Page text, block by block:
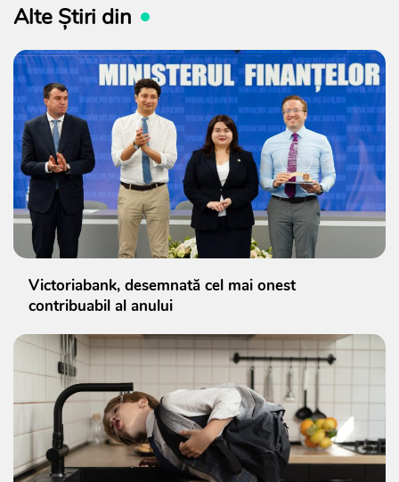
Alte Știri din
Victoriabank, desemnată cel mai onest
contribuabil al anului